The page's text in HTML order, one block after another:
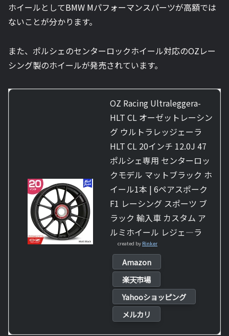
ホイールとしてBMW Mパフォーマンスパーツが高額では
ないことが分かります。
また、ポルシェのセンターロックホイール対応のOZレー
シング製のホイールが発売されています。
OZ Racing Ultraleggera-
HLT CL オーゼットレーシン
グ ウルトラレッジェーラ
HLT CL 20インチ 12.0J 47
ポルシェ専用 センターロッ
クモデル マットブラック ホ
イール1本 | 6ペアスポーク
F1 レーシング スポーツ ブ
ラック 輸入車 カスタム ア
ルミホイール レジェ—ラ
created by Rinker
Amazon
楽天市場
Yahooショッピング
メルカリ